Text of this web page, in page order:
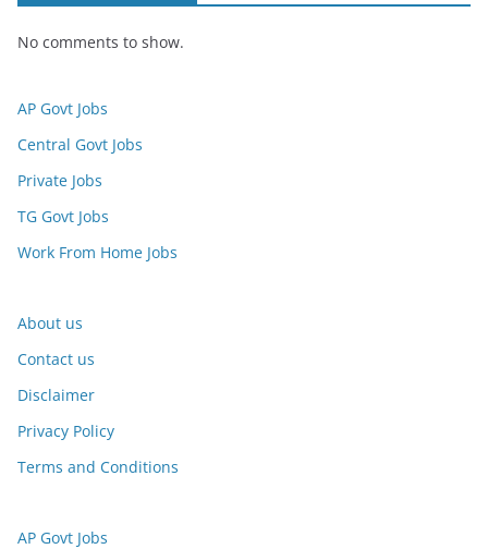
No comments to show.
AP Govt Jobs
Central Govt Jobs
Private Jobs
TG Govt Jobs
Work From Home Jobs
About us
Contact us
Disclaimer
Privacy Policy
Terms and Conditions
AP Govt Jobs